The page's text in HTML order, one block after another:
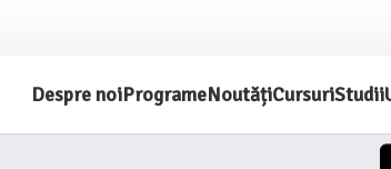
Despre noiProgrameNoutățiCursuriStudii